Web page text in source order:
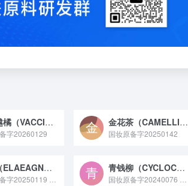
高丛越橘（VACCINIUM CORYMBOSUM）果提取物
字20260129
金花茶（CAMELLIA PETELOTII）花提取物
国妆原备字20250142
沙枣（ELAEAGNUS ANGUSTIFOLIA）树胶提取物
国妆原备字20250119 沙枣树皮提取物是从胡颓子科胡颓子属植物沙枣的树皮中提取的活性原料，富含多糖、鞣质及黄酮类成分，具有强效保湿锁水、舒缓皮肤敏感的特性，常作为基础保湿或温和修护成分，应用于干皮、敏感肌护肤品（如爽肤水、乳液）中，部分研究也显示其在增强皮肤屏障方面有一定潜力。
青钱柳（CYCLOCARYA PALIURUS）叶提取物
国妆原备字20240076 青钱柳（CYCLOCARYA PALIURUS）叶提取物原料是从青钱柳叶片中经提取工艺获取，富含三萜、黄酮、多糖等活性成分的天然植物来源提取物原料。